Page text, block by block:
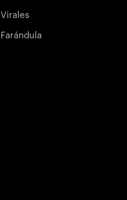
Virales
Farándula